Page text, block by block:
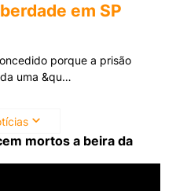
em SP
porque a prisão
uma &qu…
mortos a beira da